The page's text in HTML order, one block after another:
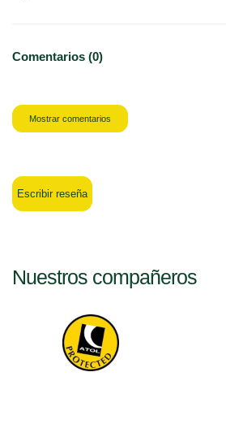
Comentarios (0)
Mostrar comentarios
Escribir reseña
Nuestros compañeros